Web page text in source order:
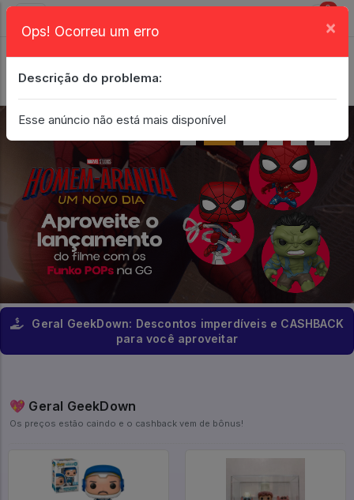
0
Geral GeekDown: Descontos imperdíveis e CASHBACK
para você aproveitar
💖 Geral GeekDown
Os preços estão caindo e o cashback vem de bônus!
Ops! Ocorreu um erro ×
Descrição do problema:
Esse anúncio não está mais disponível